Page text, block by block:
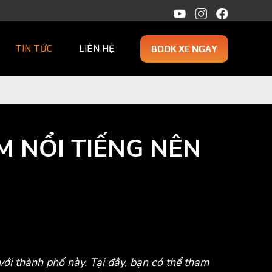
TIN TỨC LIÊN HỆ BOOK XE NGAY
NỔI TIẾNG NÊN
thành phố này. Tại đây, bạn có thể tham